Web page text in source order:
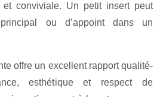
et conviviale. Un petit insert peut
ou d’appoint dans un
offre un excellent rapport qualité-
esthétique et respect de